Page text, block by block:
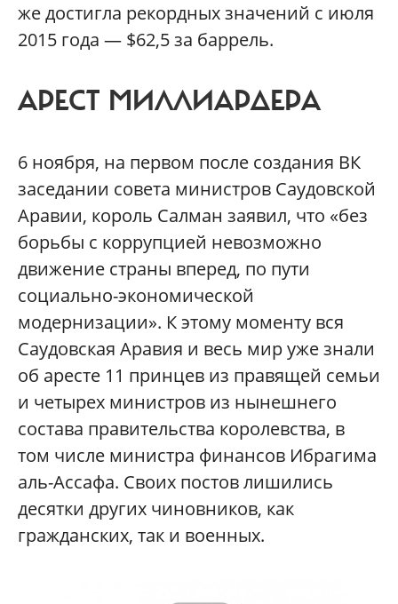
же достигла рекордных значений с июля
2015 года — $62,5 за баррель.
АРЕСТ МИЛЛИАРДЕРА
6 ноября, на первом после создания ВК
заседании совета министров Саудовской
Аравии, король Салман заявил, что «без
борьбы с коррупцией невозможно
движение страны вперед, по пути
социально-экономической
модернизации». К этому моменту вся
Саудовская Аравия и весь мир уже знали
об аресте 11 принцев из правящей семьи
и четырех министров из нынешнего
состава правительства королевства, в
том числе министра финансов Ибрагима
аль-Ассафа. Своих постов лишились
десятки других чиновников, как
гражданских, так и военных.